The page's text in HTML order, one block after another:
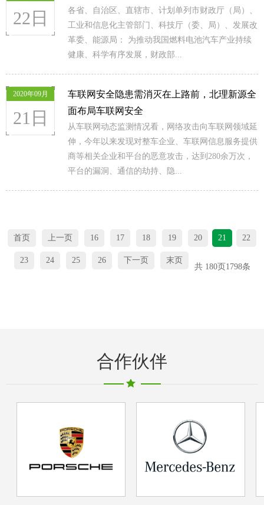
22日
各省、自治区、直辖市、计划单列市财政厅（局）、
工业和信息化主管部门、科技厅（委、局）、发展改
革委、能源局： 为推动我国燃料电池汽车产业持续
健康、科学有序发展，财政部...
2020年09月
21日
车联网安全隐患需消灭在上路前，北理新源全
面布局车联网安全
从车联网动态监测情况看，网络攻击向车联网领域延
伸，今年以来发现对整车企业、车联网信息服务提供
商等相关企业和平台的恶意攻击，达到280余万次，
平台的漏洞、通信的劫持、隐...
首页 上一页 16 17 18 19 20 21 22
23 24 25 26 下一页 末页
共 180页1798条
合作伙伴